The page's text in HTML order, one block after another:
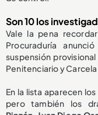
Son 10 los
Vale la pena
Procuraduría
suspensión
Penitenciario y
En la lista aparecen los
pero también los